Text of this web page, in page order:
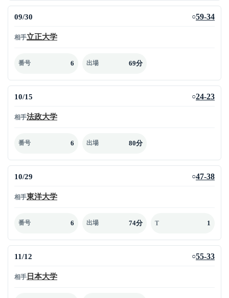
09/30 ○59-34
相手立正大学
番号 6 出場 69分
10/15 ○24-23
相手法政大学
番号 6 出場 80分
10/29 ○47-38
相手東洋大学
番号 6 出場 74分 T 1
11/12 ○55-33
相手 日本大学